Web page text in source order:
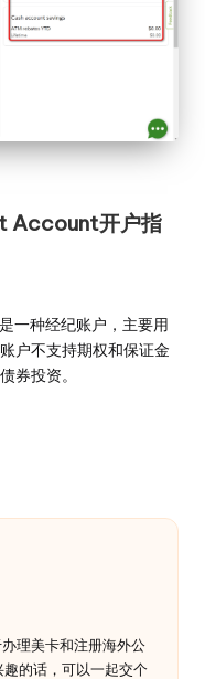
Account开户指
一种经纪账户，主要用
户不支持期权和保证金
券投资。
理美卡和注册海外公
的话，可以一起交个